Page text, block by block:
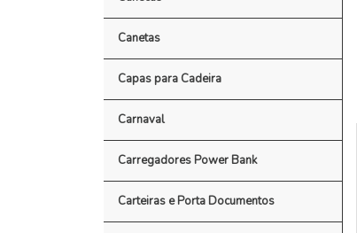
Canetas
Capas para Cadeira
Carnaval
Carregadores Power Bank
Carteiras e Porta Documentos